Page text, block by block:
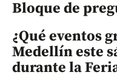
Bloque de
¿Qué eventos
Medellín este
durante la